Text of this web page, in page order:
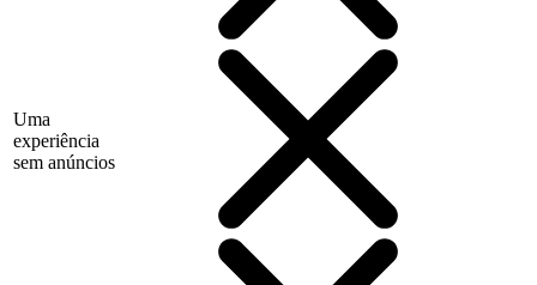
Uma
experiência
sem anúncios